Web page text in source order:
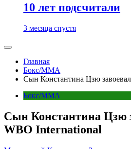
10 лет подсчитали
3 месяца спустя
Главная
Бокс/MMA
Сын Константина Цзю
Бокс/MMA
Сын Константина Цзю
WBO International